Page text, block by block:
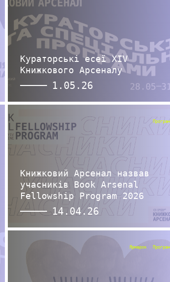
Кураторські есеї XIV
Книжкового Арсеналу
1.05.26
Книжковий Арсенал назвав
учасників Book Arsenal
Fellowship Program 2026
14.04.26
Ярмарок